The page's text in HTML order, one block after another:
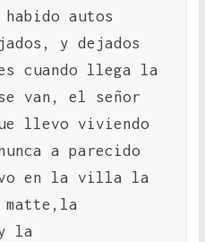
autos
y dejados
cuando llega la
van, el señor
llevo viviendo
a parecido
en la villa la
la